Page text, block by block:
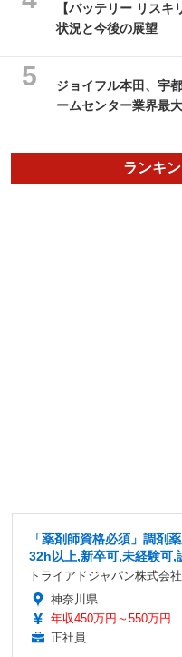
【バッテリー リス
状況と今後の展望
ジョイフル本田、宇
ームセンター業界最
ランキ
「薬剤師資格必須」調剤
32h以上,新卒可,未経験可,
トライアドジャパン株式会社
神奈川県
年収450万円～550万円
正社員